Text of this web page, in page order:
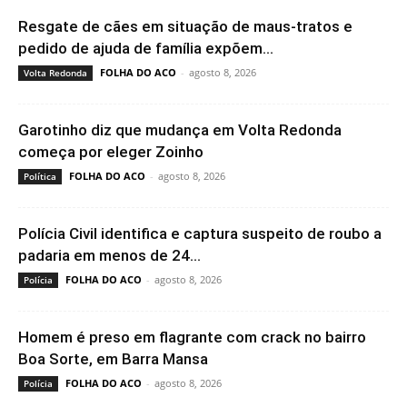
Resgate de cães em situação de maus-tratos e
pedido de ajuda de família expõem...
Volta Redonda FOLHA DO ACO - agosto 8, 2026
Garotinho diz que mudança em Volta Redonda
começa por eleger Zoinho
Política FOLHA DO ACO - agosto 8, 2026
Polícia Civil identifica e captura suspeito de roubo a
padaria em menos de 24...
Polícia FOLHA DO ACO - agosto 8, 2026
Homem é preso em flagrante com crack no bairro
Boa Sorte, em Barra Mansa
Polícia FOLHA DO ACO - agosto 8, 2026